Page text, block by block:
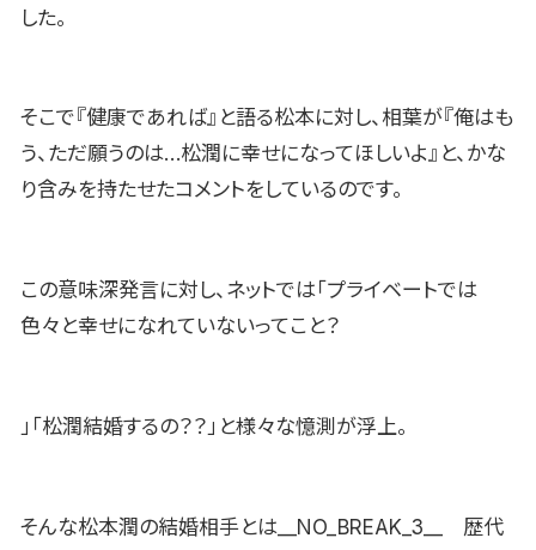
した。
そこで『健康であれば』と語る松本に対し、相葉が『俺はも
う、ただ願うのは…松潤に幸せになってほしいよ』と、かな
り含みを持たせたコメントをしているのです。
この意味深発言に対し、ネットでは「プライベートでは
色々と幸せになれていないってこと？
」「松潤結婚するの？？」と様々な憶測が浮上。
そんな松本潤の結婚相手とは__NO_BREAK_3__ 歴代